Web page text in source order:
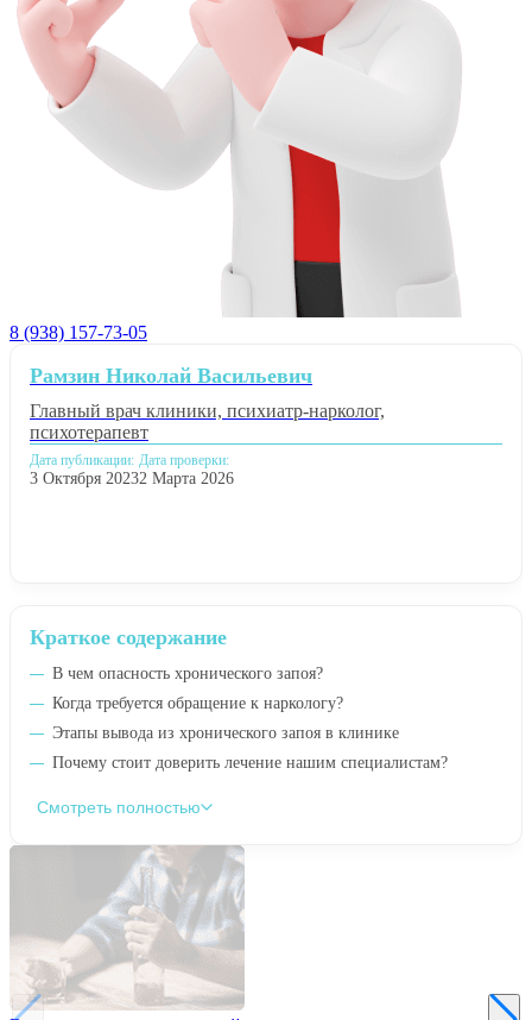
8 (938) 157-73-05
Краткое содержание
В чем опасность хронического запоя?
Когда требуется обращение к наркологу?
Этапы вывода из хронического запоя в клинике
Почему стоит доверить лечение нашим специалистам?
Смотреть полностью
Рамзин Николай Васильевич
Главный врач клиники, психиатр-нарколог,
психотерапевт
Дата публикации:
3 Октября 2023
Дата проверки:
2 Марта 2026